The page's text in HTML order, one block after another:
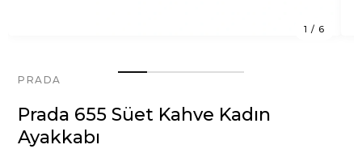
1 / 6
PRADA
Prada 655 Süet Kahve Kadın
Ayakkabı